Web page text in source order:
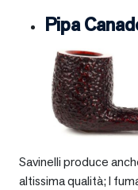
Pipa
Savinelli produce
altissima qualità; I